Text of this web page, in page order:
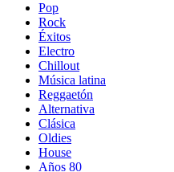
Pop
Rock
Éxitos
Electro
Chillout
Música latina
Reggaetón
Alternativa
Clásica
Oldies
House
Años 80